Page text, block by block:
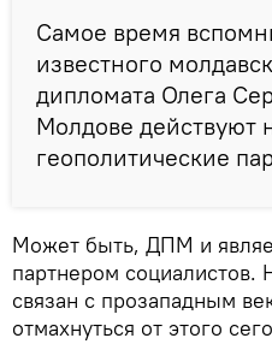
Самое время
известного
дипломата Олега
Молдове действуют
геополитические
Может быть, ДПМ и
партнером
связан с прозападным
отмахнуться от этого